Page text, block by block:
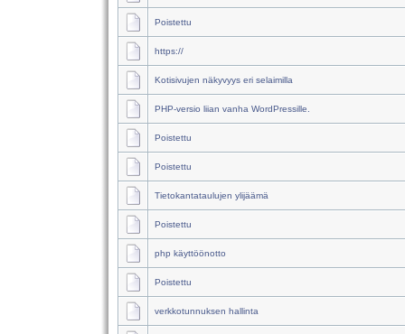
Poistettu
https://
Kotisivujen näkyvyys eri selaimilla
PHP-versio liian vanha WordPressille.
Poistettu
Poistettu
Tietokantataulujen ylijäämä
Poistettu
php käyttöönotto
Poistettu
verkkotunnuksen hallinta